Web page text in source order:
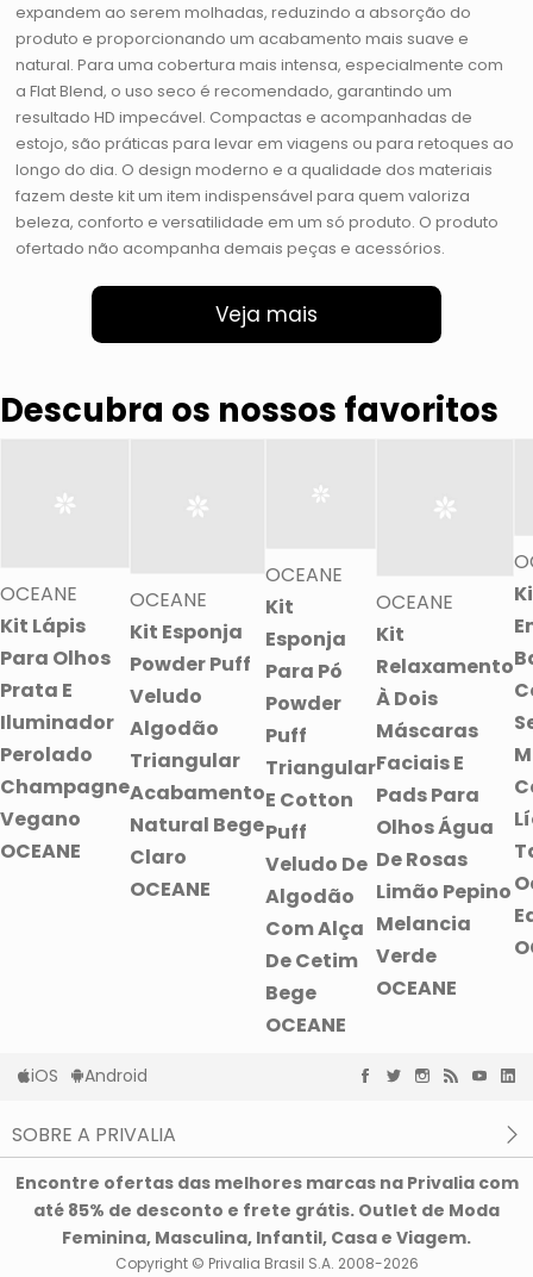
expandem ao serem molhadas, reduzindo a absorção do
produto e proporcionando um acabamento mais suave e
natural. Para uma cobertura mais intensa, especialmente com
a Flat Blend, o uso seco é recomendado, garantindo um
resultado HD impecável. Compactas e acompanhadas de
estojo, são práticas para levar em viagens ou para retoques ao
longo do dia. O design moderno e a qualidade dos materiais
fazem deste kit um item indispensável para quem valoriza
beleza, conforto e versatilidade em um só produto. O produto
ofertado não acompanha demais peças e acessórios.
Veja mais
Descubra os nossos favoritos
OCEANE
Kit Lápis
Para Olhos
Prata E
Iluminador
Perolado
Champagne
Vegano
OCEANE
OCEANE
Kit Esponja
Powder Puff
Veludo
Algodão
Triangular
Acabamento
Natural Bege
Claro
OCEANE
OCEANE
Kit
Esponja
Para Pó
Powder
Puff
Triangular
E Cotton
Puff
Veludo De
Algodão
Com Alça
De Cetim
Bege
OCEANE
OCEANE
Kit
Relaxamento
À Dois
Máscaras
Faciais E
Pads Para
Olhos Água
De Rosas
Limão Pepino
Melancia
Verde
OCEANE
iOS Android
SOBRE A PRIVALIA
Privacidade e Cookies
Condições de uso
Encontre ofertas das melhores marcas na Privalia com
até 85% de desconto e frete grátis. Outlet de Moda
Feminina, Masculina, Infantil, Casa e Viagem.
Copyright © Privalia Brasil S.A. 2008-2026